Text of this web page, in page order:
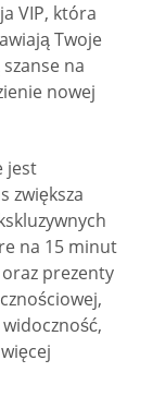
VIP, która
Twoje
na
nowej
jest
zwiększa
na 15 minut
prezenty